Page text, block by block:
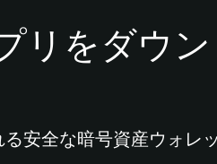
リをダウ
安全な暗号資産ウォレ